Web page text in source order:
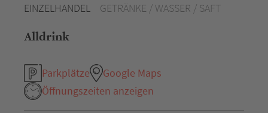
EINZELHANDEL GETRÄNKE / WASSER / SAFT
Alldrink
Parkplätze
Google Maps
Öffnungszeiten anzeigen